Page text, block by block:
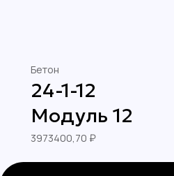
Бетон
24-1-12
Модуль 12
3973400,70 ₽